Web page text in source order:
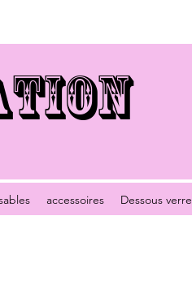
accessoires Dessous verre